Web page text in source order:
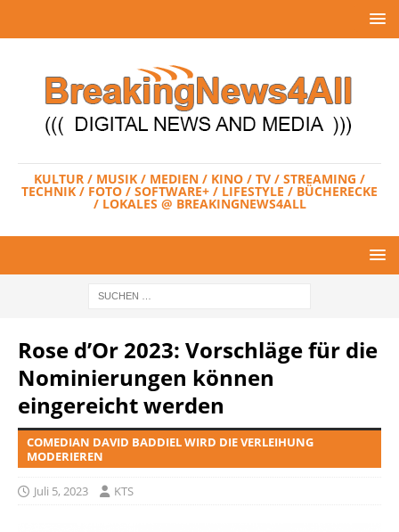
KULTUR / MUSIK / MEDIEN / KINO / TV / STREAMING /
TECHNIK / FOTO / SOFTWARE+ / LIFESTYLE / BÜCHERECKE
/ LOKALES @ BREAKINGNEWS4ALL
Rose d’Or 2023: Vorschläge für die
Nominierungen können
eingereicht werden
COMEDIAN DAVID BADDIEL WIRD DIE VERLEIHUNG
MODERIEREN
Juli 5, 2023 KTS